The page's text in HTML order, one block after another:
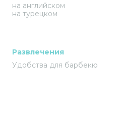
на английском
на турецком
Развлечения
Удобства для барбекю